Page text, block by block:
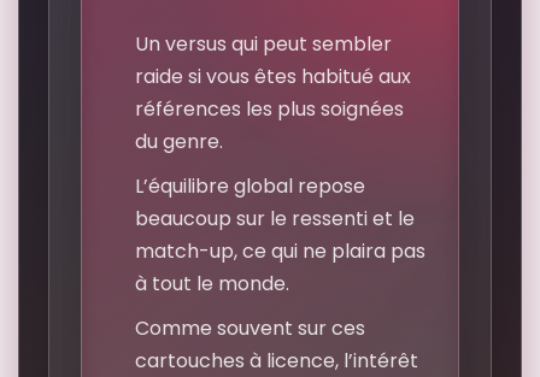
Un versus qui peut sembler
raide si vous êtes habitué aux
références les plus soignées
du genre.
L’équilibre global repose
beaucoup sur le ressenti et le
match-up, ce qui ne plaira pas
à tout le monde.
Comme souvent sur ces
cartouches à licence, l’intérêt